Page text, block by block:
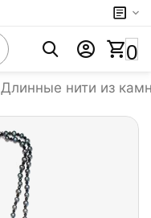
0
Длинные нити из